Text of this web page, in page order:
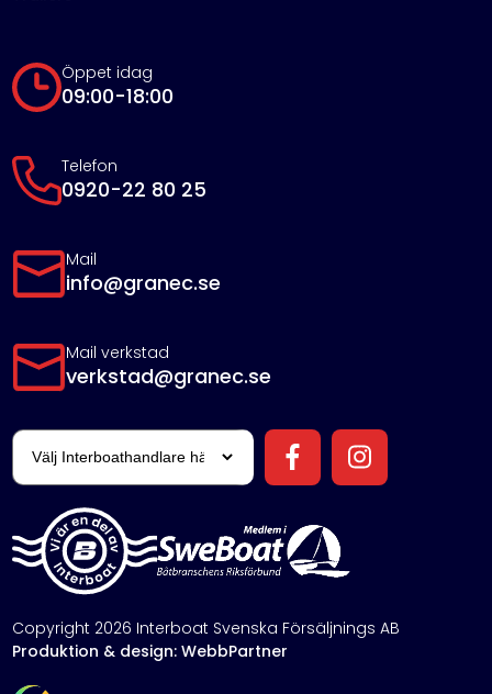
Öppet idag
09:00-18:00
Telefon
0920-22 80 25
Mail
info@granec.se
Mail verkstad
verkstad@granec.se
Copyright 2026 Interboat Svenska Försäljnings AB
Produktion & design: WebbPartner